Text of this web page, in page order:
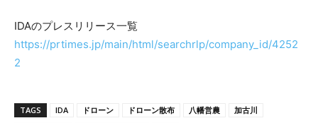
IDAのプレスリリース一覧
https://prtimes.jp/main/html/searchrlp/company_id/4252
2
TAGS IDA ドローン ドローン散布 八幡営農
加古川